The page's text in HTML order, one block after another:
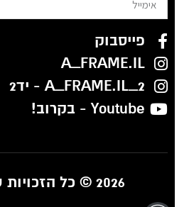
פייסבוק
A_FRAME.IL
A_FRAME.IL_2 - יד2
Youtube - בקרוב!
2026 © כל הזכויות שמורות.